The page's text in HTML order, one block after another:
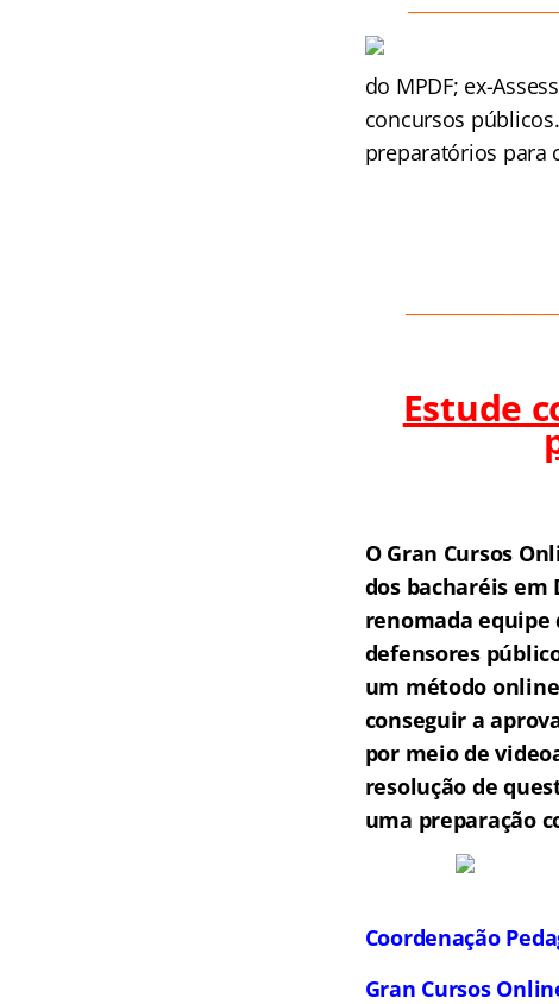
do MPDF; ex-
concursos
preparatórios para
Estude
O Gran Cursos
dos bacharéis em
renomada equipe
defensores
um método
conseguir a
por meio de
resolução de
uma preparação
Coordenação
Gran Cursos